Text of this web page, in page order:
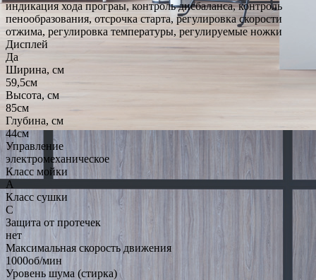
индикация хода програы, контроль дисбаланса, контроль
пенообразования, отсрочка старта, регулировка скорости
отжима, регулировка температуры, регулируемые ножки
Дисплей
Да
Ширина, см
59,5см
Высота, см
85см
Глубина, см
44см
Управление
электромеханическое
Класс мойки
A
Класс сушки
C
Защита от протечек
нет
Максимальная скорость движения
1000об/мин
Уровень шума (стирка)